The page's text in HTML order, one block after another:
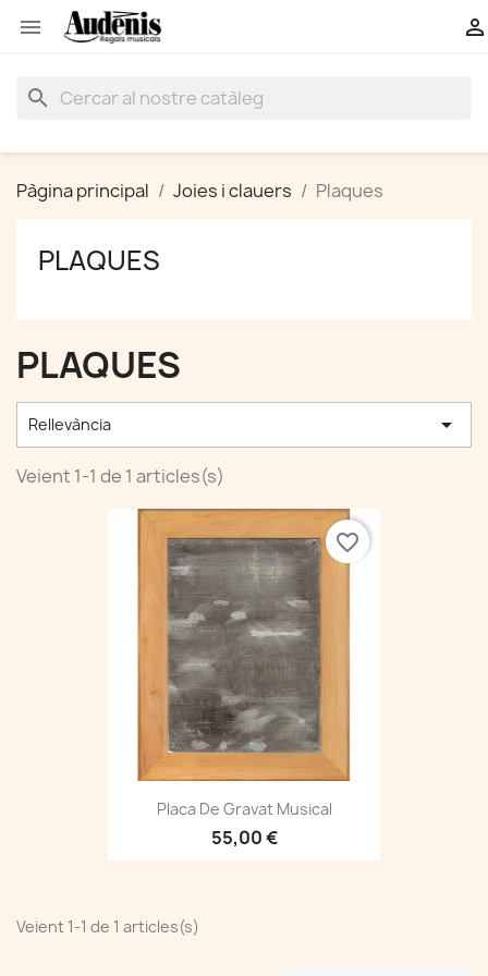
 
search
Pàgina principal Joies i clauers Plaques
PLAQUES
PLAQUES
Rellevància 
Veient 1-1 de 1 articles(s)
Placa De Gravat Musical
55,00 €
favorite_border
Veient 1-1 de 1 articles(s)